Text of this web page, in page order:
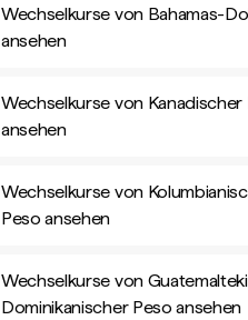
Wechselkurse von Bahamas-
ansehen
Wechselkurse von
ansehen
Wechselkurse von
Peso ansehen
Wechselkurse von
Dominikanischer Peso ansehen